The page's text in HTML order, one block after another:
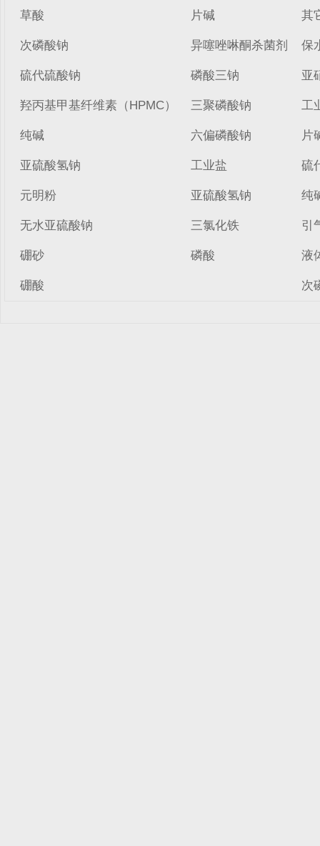
草酸
次磷酸钠
硫代硫酸钠
羟丙基甲基纤维素（HPMC）
纯碱
亚硫酸氢钠
元明粉
无水亚硫酸钠
硼砂
硼酸
片碱
异噻唑啉酮杀菌剂
磷酸三钠
三聚磷酸钠
六偏磷酸钠
工业盐
亚硫酸氢钠
三氯化铁
磷酸
其
保
亚
工
片
硫
纯
引
液
次